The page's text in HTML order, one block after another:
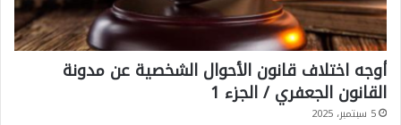
أوجه اختلاف قانون الأحوال الشخصية عن مدونة
القانون الجعفري / الجزء 1
5 سبتمبر، 2025